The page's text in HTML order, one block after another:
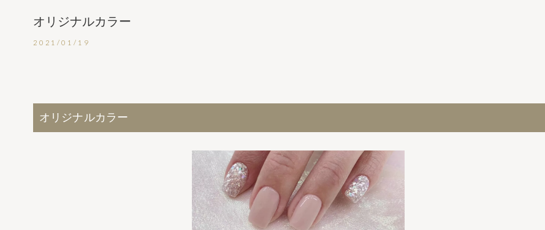
オリジナルカラー
2021/01/19
オリジナルカラー